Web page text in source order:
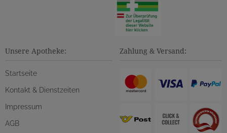
Unsere Apotheke:
Startseite
Kontakt & Dienstzeiten
Impressum
AGB
Zahlung & Versand: